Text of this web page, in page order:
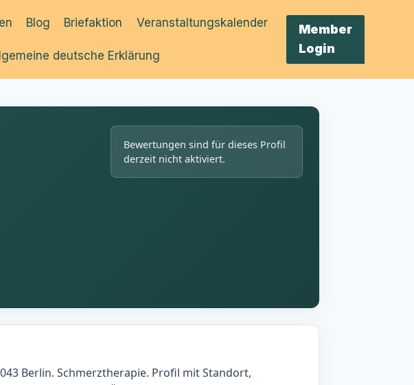
Blog Briefaktion Veranstaltungskalender
deutsche Erklärung
Member
Login
Bewertungen sind für dieses Profil
derzeit nicht aktiviert.
Berlin. Schmerztherapie. Profil mit Standort,